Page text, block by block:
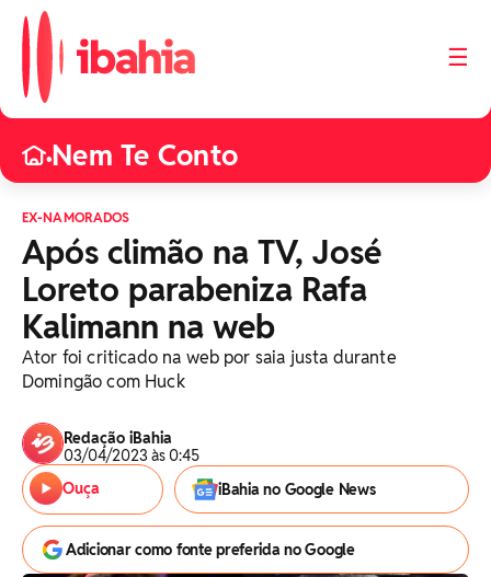
☰
•Nem Te Conto
EX-NAMORADOS
Após climão na TV, José
Loreto parabeniza Rafa
Kalimann na web
Ator foi criticado na web por saia justa durante
Domingão com Huck
Redação iBahia
03/04/2023 às 0:45
Ouça
iBahia no Google News
Adicionar como fonte preferida no Google